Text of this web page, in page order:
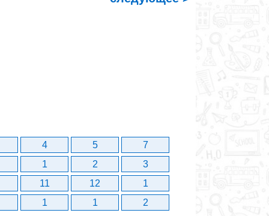
4 5
7
1
2
3
11
12
1
1
1 2